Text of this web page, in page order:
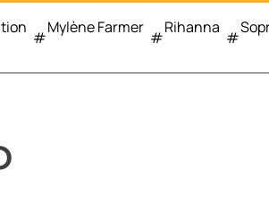
Mylène Farmer Rihanna